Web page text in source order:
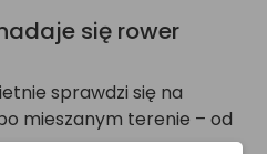
się rower
sprawdzi się na
mieszanym terenie – od